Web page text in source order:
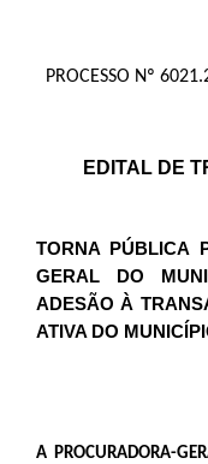
PROCESSO Nº
EDITAL DE
TORNA PÚBLICA
GERAL DO
ADESÃO À
ATIVA DO
A PROCURADORA-